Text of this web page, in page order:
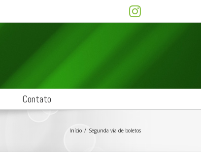
instagram
Contato
Início / Segunda via de boletos